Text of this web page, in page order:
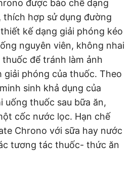
được bào chế dạng
thích hợp sử dụng đường
kế dạng giải phóng kéo
nguyên viên, không nhai
để tránh làm ảnh
phóng của thuốc. Theo
sinh khả dụng của
uống thuốc sau bữa ăn,
cốc nước lọc. Hạn chế
Chrono với sữa hay nước
tương tác thuốc- thức ăn